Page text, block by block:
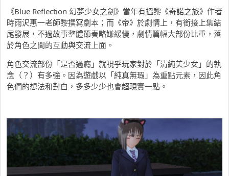
《Blue Reflection 幻夢少女之劍》當年有搵黎《奇諾之旅》作者
時雨沢惠一老師黎撰寫劇本；而《帝》於劇情上，有銜接上集結
尾發展，不過故事整體節奏略嫌緩慢，劇情篇幅大部份比重，落
於角色之間的互動與交流上面。
角色交流部份「是否過癮」就視乎玩家對於「清純美少女」的執
念（？）有多強。因為遊戲以「純真無瑕」為重點元素，因此角
色們的想法和對白，多多少少也會超現實一點。